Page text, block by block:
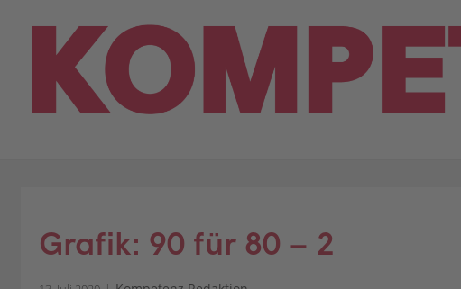
Grafik: 90 für 80 – 2